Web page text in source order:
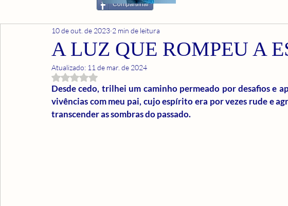
Compartilhar
A LUZ QUE ROMPEU A
10 de out. de 2023 2 min de leitura
Atualizado: 11 de mar. de 2024
Avaliado com NaN de 5 estrelas.
Desde cedo, trilhei um caminho permeado por desafios e
vivências com meu pai, cujo espírito era por vezes rude e
transcender as sombras do passado.